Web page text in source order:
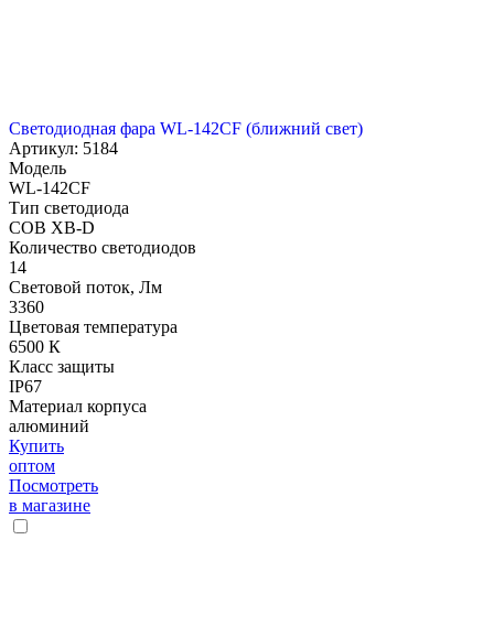
Светодиодная фара WL-142CF (ближний свет)
Артикул: 5184
Модель
WL-142CF
Тип светодиода
COB XB-D
Количество светодиодов
14
Световой поток, Лм
3360
Цветовая температура
6500 К
Класс защиты
IP67
Материал корпуса
алюминий
Купить
оптом
Посмотреть
в магазине